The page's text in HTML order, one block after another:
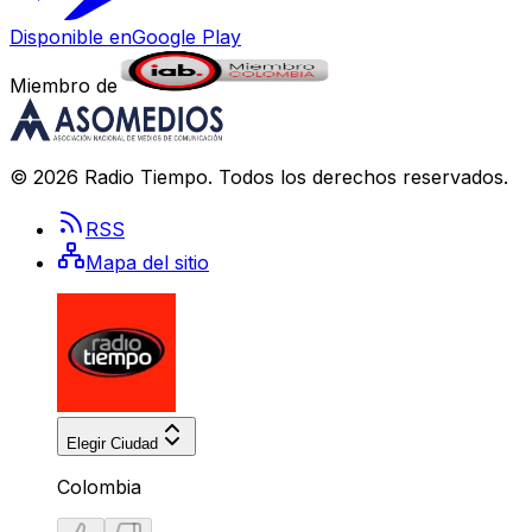
Disponible enGoogle Play
Miembro de
© 2026 Radio Tiempo. Todos los derechos reservados.
RSS
Mapa del sitio
Elegir Ciudad
Colombia